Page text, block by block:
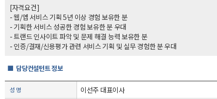
[자격요건]
- 웹/엡 서비스 기획 5년 이상 경험 보유한 분
- 기획한 서비스 성공한 경험 보유한 분 우대
- 트랜드 인사이트 파악 및 문제 해결 능력 보유한 분
- 인증/결재/신용평가 관련 서비스 기획 및 실무 경험한 분 우대
■ 담당컨설턴트 정보
성 명 이선주 대표이사